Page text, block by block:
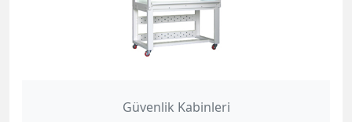
Güvenlik Kabinleri